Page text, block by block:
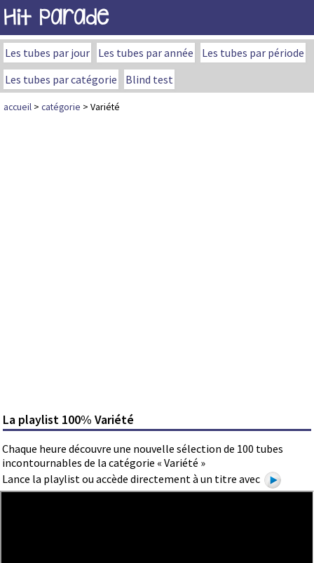
Hit Parade
Les tubes par jour Les tubes par année
Les tubes par période
Les tubes par catégorie
Blind test
accueil > catégorie > Variété
La playlist 100% Variété
Chaque heure découvre une nouvelle sélection de 100 tubes
incontournables de la catégorie « Variété »
Lance la playlist ou accède directement à un titre avec